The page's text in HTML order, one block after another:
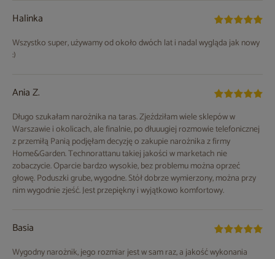
Halinka
Wszystko super, używamy od około dwóch lat i nadal wygląda jak nowy
:)
Ania Z.
Długo szukałam narożnika na taras. Zjeździłam wiele sklepów w
Warszawie i okolicach, ale finalnie, po dłuuugiej rozmowie telefonicznej
z przemiłą Panią podjęłam decyzję o zakupie narożnika z firmy
Home&Garden. Technorattanu takiej jakości w marketach nie
zobaczycie. Oparcie bardzo wysokie, bez problemu można oprzeć
głowę. Poduszki grube, wygodne. Stół dobrze wymierzony, można przy
nim wygodnie zjeść. Jest przepiękny i wyjątkowo komfortowy.
Basia
Wygodny narożnik, jego rozmiar jest w sam raz, a jakość wykonania